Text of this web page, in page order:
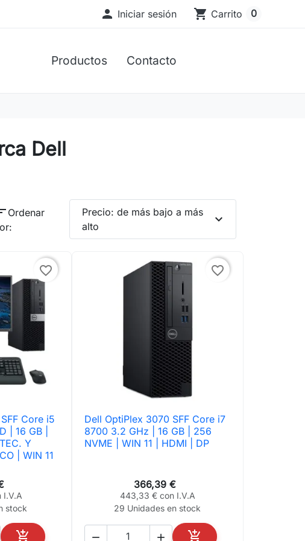
 Iniciar sesión shopping_cart Carrito 0
Productos Contacto
Dell
Ordenar
Precio: de más bajo a más
alto
expand_more
favorite_border
Core i5
| 16 GB |
Y
| WIN 11
I.V.A
stock

favorite_border
 Vista rápida
Dell OptiPlex 3070 SFF Core i7
8700 3.2 GHz | 16 GB | 256
NVME | WIN 11 | HDMI | DP
366,39 €
443,33 € con I.V.A
29 Unidades en stock
  